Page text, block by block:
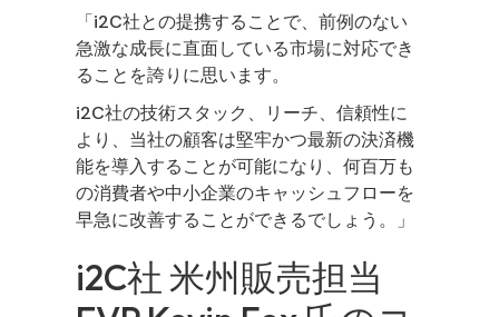
「i2C社との提携することで、前例のない
急激な成長に直面している市場に対応でき
ることを誇りに思います。
i2C社の技術スタック、リーチ、信頼性に
より、当社の顧客は堅牢かつ最新の決済機
能を導入することが可能になり、 何百万も
の消費者や中小企業のキャッシュフローを
早急に改善することができるでしょう。」
i2C社 米州販売担当